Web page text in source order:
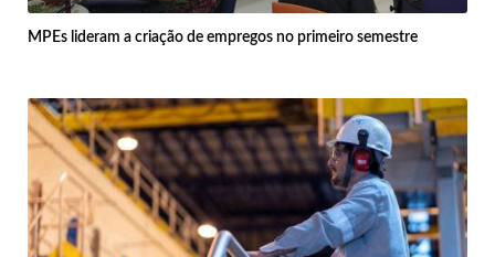
MPEs lideram a criação de empregos no primeiro semestre